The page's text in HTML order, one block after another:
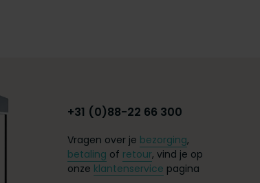
+31 (0)88-22 66 300
Vragen over je bezorging,
betaling of retour, vind je op
onze klantenservice pagina